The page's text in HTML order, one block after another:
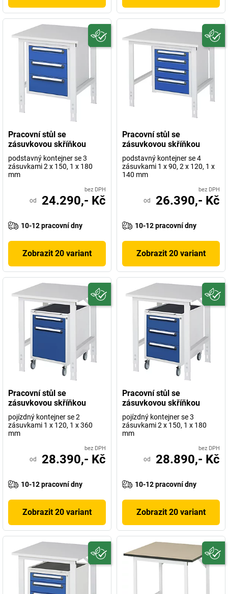
Pracovní stůl se
zásuvkovou skříňkou
podstavný kontejner se 3
zásuvkami 2 x 150, 1 x 180
mm
bez DPH
od 24.290,- Kč
10-12 pracovní dny
Zobrazit 20 variant
Pracovní stůl se
zásuvkovou skříňkou
podstavný kontejner se 4
zásuvkami 1 x 90, 2 x 120, 1 x
140 mm
bez DPH
od 26.390,- Kč
10-12 pracovní dny
Zobrazit 20 variant
Pracovní stůl se
zásuvkovou skříňkou
pojízdný kontejner se 2
zásuvkami 1 x 120, 1 x 360
mm
bez DPH
od 28.390,- Kč
10-12 pracovní dny
Zobrazit 20 variant
Pracovní stůl se
zásuvkovou skříňkou
pojízdný kontejner se 3
zásuvkami 2 x 150, 1 x 180
mm
bez DPH
od 28.890,- Kč
10-12 pracovní dny
Zobrazit 20 variant